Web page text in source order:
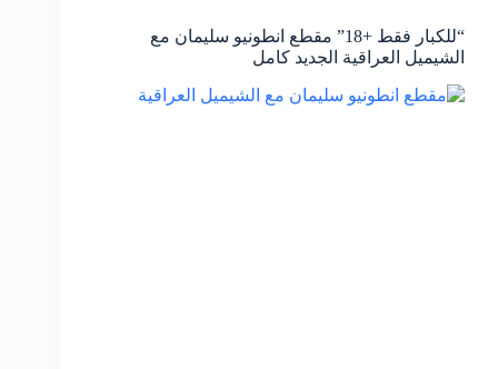
“للكبار فقط +18” مقطع انطونيو سليمان مع
الشيميل العراقية الجديد كامل